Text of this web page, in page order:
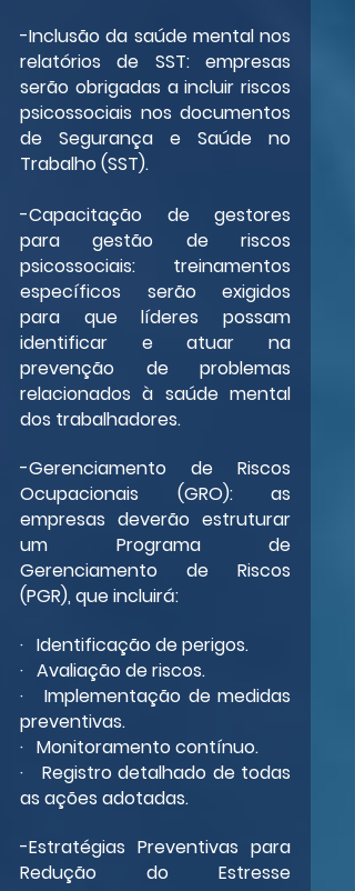
-Inclusão da saúde mental nos
relatórios de SST: empresas
serão obrigadas a incluir riscos
psicossociais nos documentos
de Segurança e Saúde no
Trabalho (SST).
-Capacitação de gestores
para gestão de riscos
psicossociais: treinamentos
específicos serão exigidos
para que líderes possam
identificar e atuar na
prevenção de problemas
relacionados à saúde mental
dos trabalhadores.
-Gerenciamento de Riscos
Ocupacionais (GRO): as
empresas deverão estruturar
um Programa de
Gerenciamento de Riscos
(PGR), que incluirá:
·   Identificação de perigos.
·   Avaliação de riscos.
·   Implementação de medidas
preventivas.
·   Monitoramento contínuo.
·   Registro detalhado de todas
as ações adotadas.
-Estratégias Preventivas para
Redução do Estresse